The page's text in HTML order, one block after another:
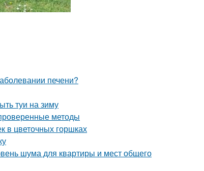
печени?
туи на зиму
методы
в цветочных горшках
шума для квартиры и мест общего